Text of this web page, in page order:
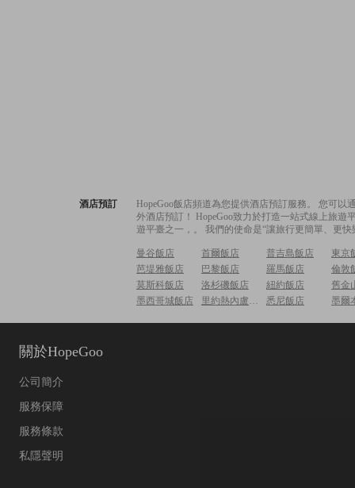
酒店預訂
HopeGoo飯店頻道為您提供酒店預訂服務。 您可
外酒店預訂！ HopeGoo致力於打造一站式線上旅
遊平臺之一，。 我們的使命是“讓旅行更簡單、更
曼谷飯店 首爾飯店 普吉島飯店
東京
芭堤雅飯店
巴黎飯店 羅馬飯店
倫敦
莫斯科飯店
洛杉磯飯店 紐約飯店
舊金
墨西哥城飯店
里約熱內盧飯店 悉尼飯店 墨爾
關於HopeGoo
公司簡介
服務保障
服務條款
私隱聲明